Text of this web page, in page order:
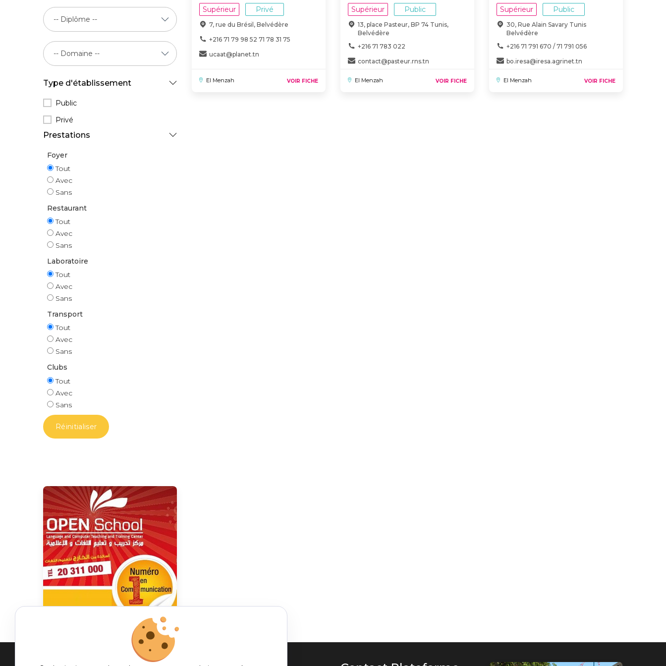
Type d'établissement
Public
Privé
Prestations
Foyer
Tout
Avec
Sans
Restaurant
Tout
Avec
Sans
Laboratoire
Tout
Avec
Sans
Transport
Tout
Avec
Sans
Clubs
Tout
Avec
Sans
Réinitialiser
Supérieur Privé
7, rue du Brésil, Belvédère
+216 71 79 98 52 71 78 31 75
ucaat@planet.tn
El Menzah VOIR FICHE
Supérieur Public
13, place Pasteur, BP 74 Tunis,
Belvédère
+216 71 783 022
contact@pasteur.rns.tn
El Menzah VOIR FICHE
Supérieur Public
30, Rue Alain Savary Tunis
Belvédère
+216 71 791 670 / 71 791 056
bo.iresa@iresa.agrinet.tn
El Menzah VOIR FICHE